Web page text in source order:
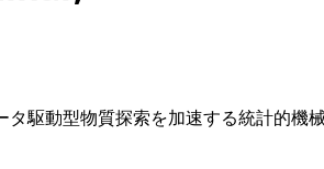
タ駆動型物質探索を加速する統計的機